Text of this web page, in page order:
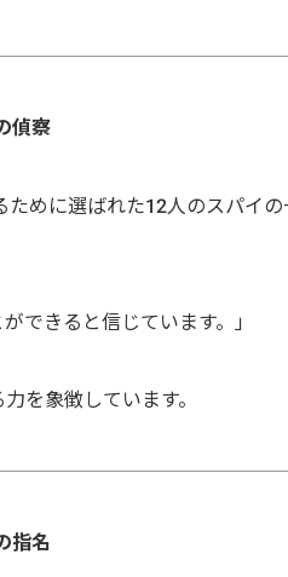
偵察
めに選ばれた12人のスパイ
できると信じています。」
を象徴しています。
指名